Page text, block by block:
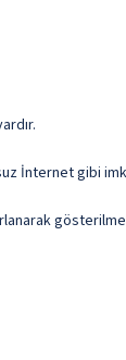
İnternet gibi